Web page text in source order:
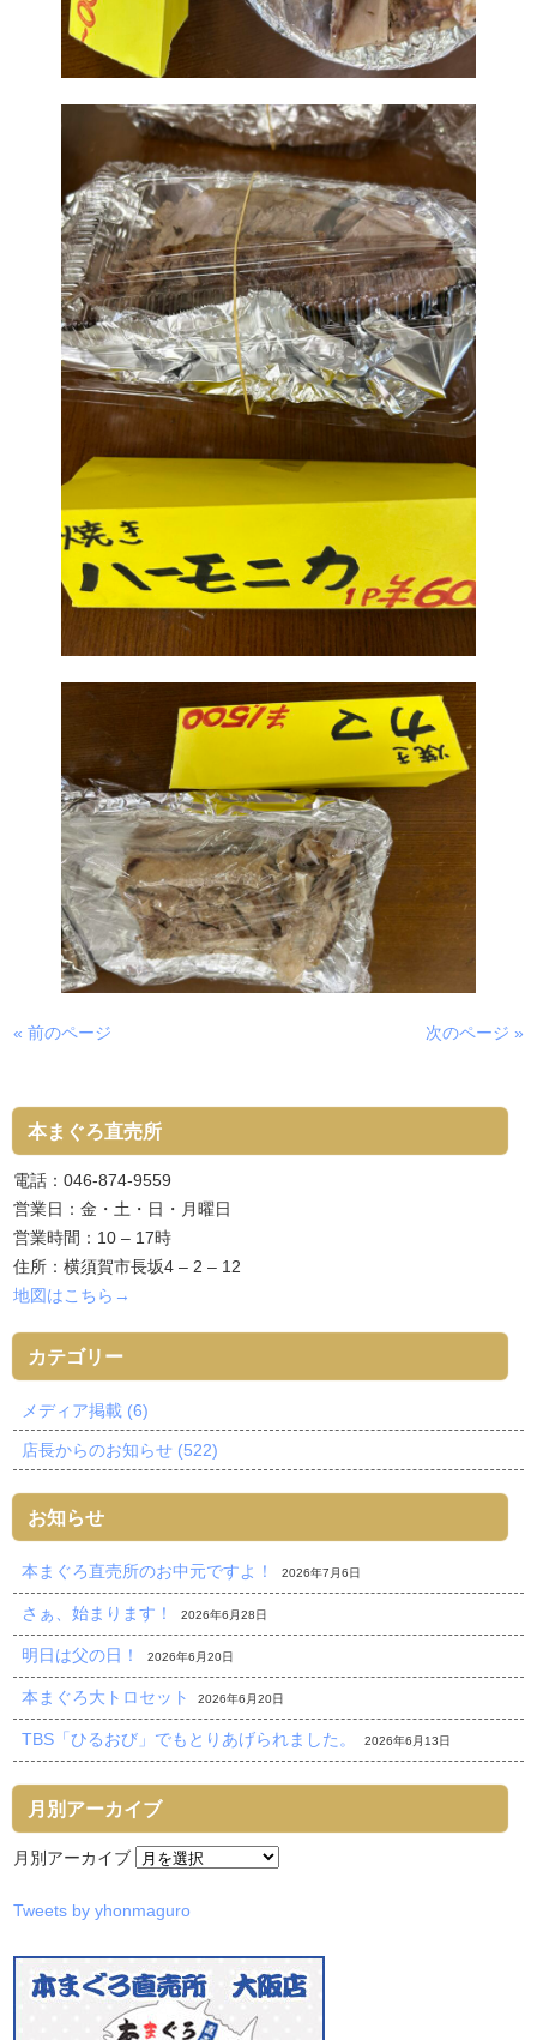
« 前のページ 次のページ »
本まぐろ直売所
電話：046-874-9559
営業日：金・土・日・月曜日
営業時間：10 – 17時
住所：横須賀市長坂4 – 2 – 12
地図はこちら→
カテゴリー
メディア掲載 (6)
店長からのお知らせ (522)
お知らせ
本まぐろ直売所のお中元ですよ！ 2026年7月6日
さぁ、始まります！ 2026年6月28日
明日は父の日！ 2026年6月20日
本まぐろ大トロセット 2026年6月20日
TBS「ひるおび」でもとりあげられました。 2026年6月13日
月別アーカイブ
月別アーカイブ
Tweets by yhonmaguro